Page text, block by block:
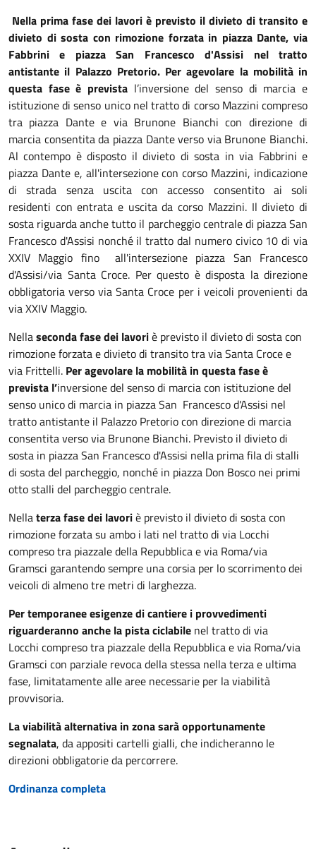
Nella prima fase dei lavori è previsto il divieto di transito e
divieto di sosta con rimozione forzata in piazza Dante, via
Fabbrini e piazza San Francesco d'Assisi nel tratto
antistante il Palazzo Pretorio. Per agevolare la mobilità in
questa fase è prevista l’inversione del senso di marcia e
istituzione di senso unico nel tratto di corso Mazzini compreso
tra piazza Dante e via Brunone Bianchi con direzione di
marcia consentita da piazza Dante verso via Brunone Bianchi.
Al contempo è disposto il divieto di sosta in via Fabbrini e
piazza Dante e, all'intersezione con corso Mazzini, indicazione
di strada senza uscita con accesso consentito ai soli
residenti con entrata e uscita da corso Mazzini. Il divieto di
sosta riguarda anche tutto il parcheggio centrale di piazza San
Francesco d'Assisi nonché il tratto dal numero civico 10 di via
XXIV Maggio fino all'intersezione piazza San Francesco
d'Assisi/via Santa Croce. Per questo è disposta la direzione
obbligatoria verso via Santa Croce per i veicoli provenienti da
via XXIV Maggio.
Nellaseconda fasedei lavoriè previsto il divieto di sosta con
rimozione forzata e divieto di transito tra via Santa Croce e
via Frittelli. Per agevolare la mobilità in questa fase è
prevista l’inversione del senso di marcia con istituzione del
senso unico di marcia in piazza San Francesco d'Assisi nel
tratto antistante il Palazzo Pretorio con direzione di marcia
consentita verso via Brunone Bianchi. Previsto il divieto di
sosta in piazza San Francesco d'Assisi nella prima fila di stalli
di sosta del parcheggio, nonché in piazza Don Bosco nei primi
otto stalli del parcheggio centrale.
Nellaterza fase dei lavoriè previsto il divieto di sosta con
rimozione forzata su ambo i lati nel tratto di via Locchi
compreso tra piazzale della Repubblica e via Roma/via
Gramsci garantendo sempre una corsia per lo scorrimento dei
veicoli di almeno tre metri di larghezza.
Per temporanee esigenze di cantiere i provvedimenti
riguarderanno anche la pista ciclabile nel tratto di via
Locchi compreso tra piazzale della Repubblica e via Roma/via
Gramsci con parziale revoca della stessa nella terza e ultima
fase, limitatamente alle aree necessarie per la viabilità
provvisoria.
La viabilità alternativa in zona sarà opportunamente
segnalata, da appositi cartelli gialli, che indicheranno le
direzioni obbligatorie da percorrere.
Ordinanza completa